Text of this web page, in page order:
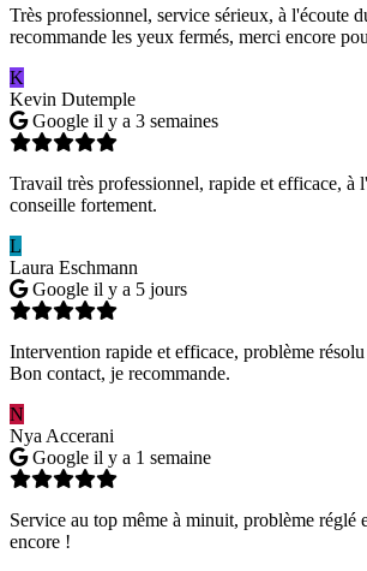
Très professionnel, service sérieux, à l'écoute
recommande les yeux fermés, merci encore
K
Kevin Dutemple
Google il y a 3 semaines
Travail très professionnel, rapide et efficace, à
conseille fortement.
L
Laura Eschmann
Google il y a 5 jours
Intervention rapide et efficace, problème résolu
Bon contact, je recommande.
N
Nya Accerani
Google il y a 1 semaine
Service au top même à minuit, problème réglé
encore !